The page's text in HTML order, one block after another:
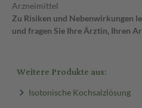
Arzneimittel
Zu Risiken und Nebenwirkungen
und fragen Sie Ihre Ärztin, Ihren
Weitere Produkte aus:
Isotonische Kochsalzlösung